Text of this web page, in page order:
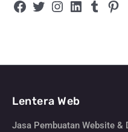
Lentera Web
Jasa Pembuatan Website &